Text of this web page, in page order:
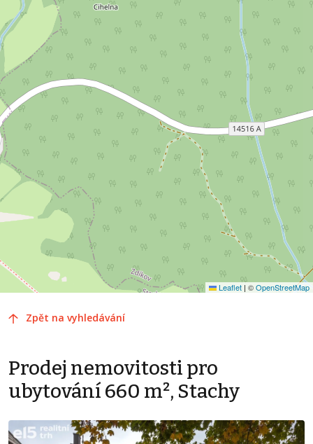
Leaflet | ©OpenStreetMap
Zpět na vyhledávání
Prodej nemovitosti pro
ubytování 660 m², Stachy